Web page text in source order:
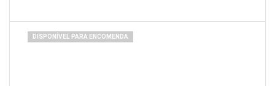
DISPONÍVEL PARA ENCOMENDA